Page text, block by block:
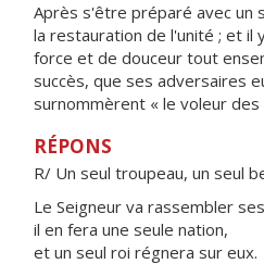
Après s'être préparé avec un
la restauration de l'unité ; et il
force et de douceur tout
succès, que ses adversaires
surnommèrent « le voleur des
RÉPONS
R/ Un seul troupeau, un seul
Le Seigneur va rassembler
il en fera une seule nation,
et un seul roi régnera sur eux.